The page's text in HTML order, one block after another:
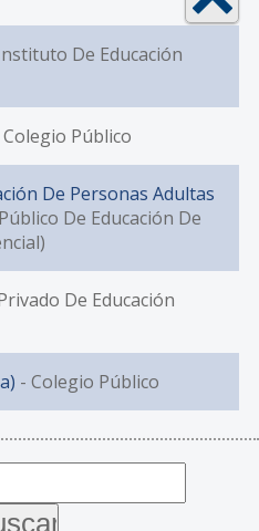
De Educación
Colegio Público
De Personas Adultas
De Educación De
De Educación
- Colegio Público